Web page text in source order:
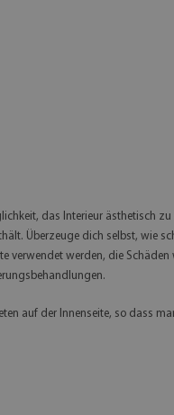
das Interieur ästhetisch
Überzeuge dich selbst, wie
verwendet werden, die
auf der Innenseite, so dass